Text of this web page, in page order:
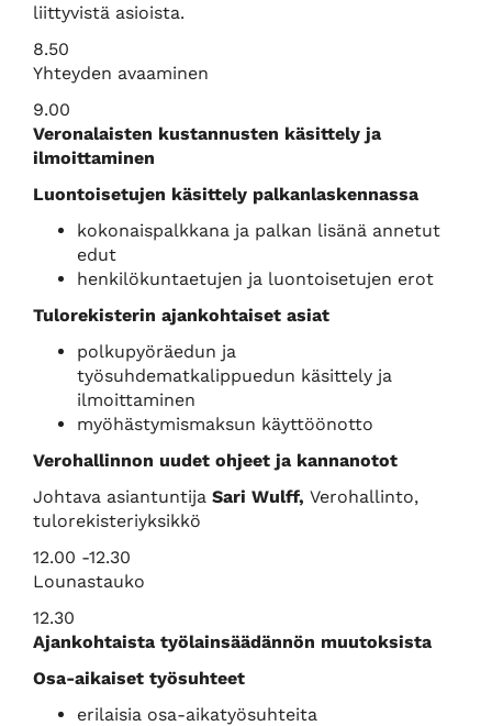
liittyvistä asioista.
8.50
Yhteyden avaaminen
9.00
Veronalaisten kustannusten käsittely ja
ilmoittaminen
Luontoisetujen käsittely palkanlaskennassa
kokonaispalkkana ja palkan lisänä annetut
edut
henkilökuntaetujen ja luontoisetujen erot
Tulorekisterin ajankohtaiset asiat
polkupyöräedun ja
työsuhdematkalippuedun käsittely ja
ilmoittaminen
myöhästymismaksun käyttöönotto
Verohallinnon uudet ohjeet ja kannanotot
Johtava asiantuntija Sari Wulff, Verohallinto,
tulorekisteriyksikkö
12.00 -12.30
Lounastauko
12.30
Ajankohtaista työlainsäädännön muutoksista
Osa-aikaiset työsuhteet
erilaisia osa-aikatyösuhteita